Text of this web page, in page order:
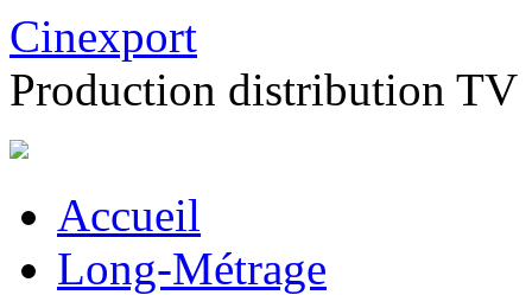
Cinexport
Production distribution TV
Accueil
Long-Métrage